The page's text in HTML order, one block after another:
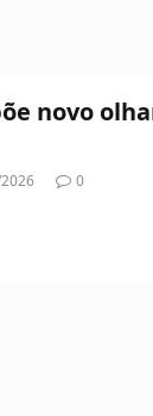
novo
0